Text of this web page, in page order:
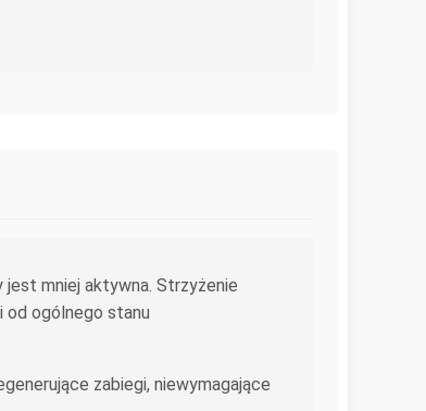
jest mniej aktywna. Strzyżenie
od ogólnego stanu
zabiegi, niewymagające